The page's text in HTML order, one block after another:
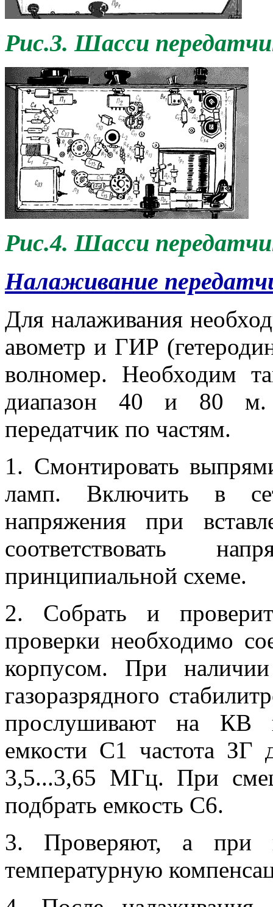
Рис.3. Шасси
Рис.4. Шасси
Налаживание
Для налаживания
авометр и ГИР
волномер. Необходим
диапазон 40 и 80 м.
передатчик по частям.
1. Смонтировать
ламп. Включить в
напряжения при
соответствовать
принципиальной схеме.
2. Собрать и
проверки необходимо
корпусом. При наличии
газоразрядного
прослушивают на КВ
емкости С1 частота ЗГ
3,5...3,65 МГц. При
подбрать емкость С6.
3. Проверяют, а при
температурную